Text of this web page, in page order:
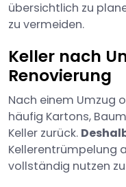
übersichtlich zu
zu vermeiden.
Keller nach
Renovierung
Nach einem Umzug
häufig Kartons,
Keller zurück.
Kellerentrümpelung
vollständig nutzen